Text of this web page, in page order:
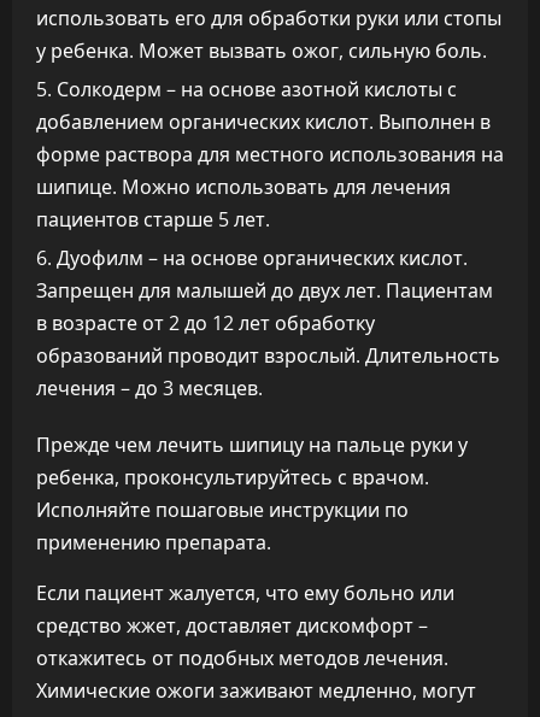
использовать его для обработки руки или стопы
у ребенка. Может вызвать ожог, сильную боль.
Солкодерм – на основе азотной кислоты с
добавлением органических кислот. Выполнен в
форме раствора для местного использования на
шипице. Можно использовать для лечения
пациентов старше 5 лет.
Дуофилм – на основе органических кислот.
Запрещен для малышей до двух лет. Пациентам
в возрасте от 2 до 12 лет обработку
образований проводит взрослый. Длительность
лечения – до 3 месяцев.
Прежде чем лечить шипицу на пальце руки у
ребенка, проконсультируйтесь с врачом.
Исполняйте пошаговые инструкции по
применению препарата.
Если пациент жалуется, что ему больно или
средство жжет, доставляет дискомфорт –
откажитесь от подобных методов лечения.
Химические ожоги заживают медленно, могут